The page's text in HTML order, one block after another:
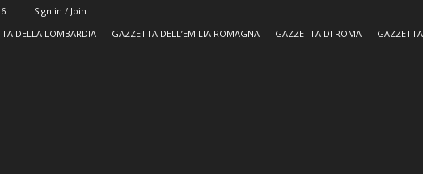
Sign in / Join
DELLA LOMBARDIA GAZZETTA DELL’EMILIA ROMAGNA GAZZETTA DI ROMA